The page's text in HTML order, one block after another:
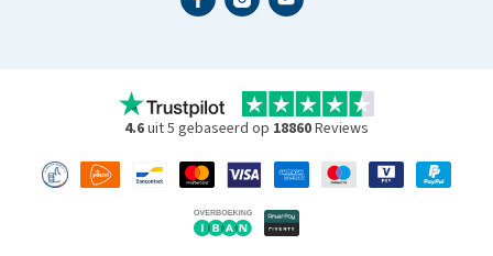
4.6uit 5 gebaseerd op 18860Reviews